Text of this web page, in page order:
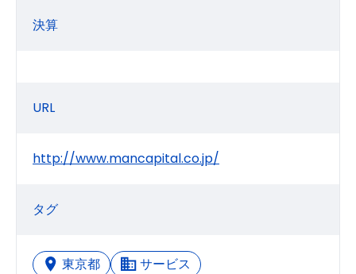
決算
URL
http://www.mancapital.co.jp/
タグ
東京都
サービス